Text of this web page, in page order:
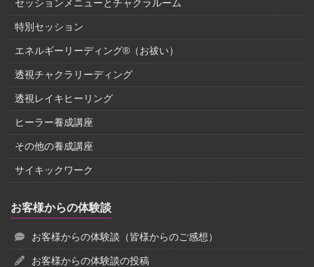
セッションメニューとチャクラルーム
特別セッション
エネルギーリーディング®（お祓い）
透視チャクラリーディング
透視レイキヒーリング
ヒーラー養成講座
その他の養成講座
サイキックワーク
お客様からの体験談
お客様からの体験談（皆様からのご感想）
お客様からの体験談の投稿